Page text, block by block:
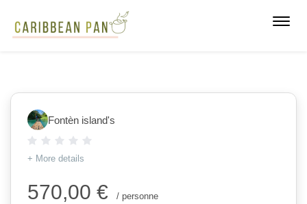
Fontèn island's
+ More details
570,00 € / personne